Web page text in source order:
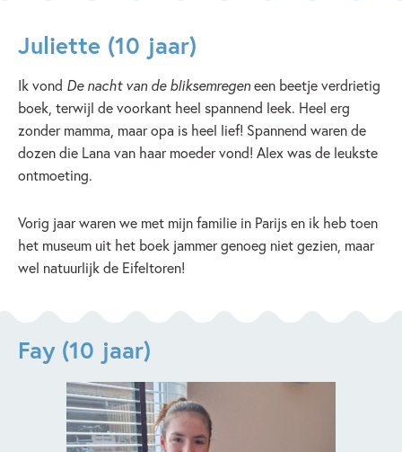
Juliette (10 jaar)
Ik vond De nacht van de bliksemregeneen beetje verdrietig
boek, terwijl de voorkant heel spannend leek. Heel erg
zonder mamma, maar opa is heel lief! Spannend waren de
dozen die Lana van haar moeder vond! Alex was de leukste
ontmoeting.
Vorig jaar waren we met mijn familie in Parijs en ik heb toen
het museum uit het boek jammer genoeg niet gezien, maar
wel natuurlijk de Eifeltoren!
Fay (10 jaar)